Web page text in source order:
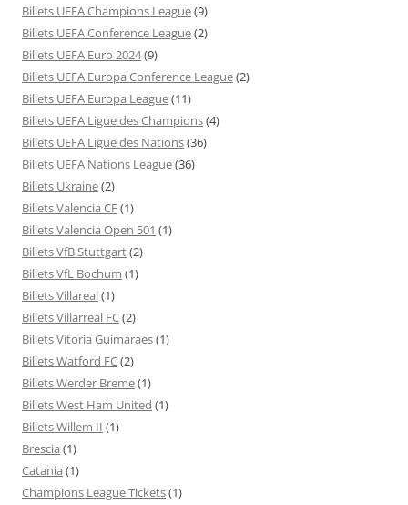
Billets UEFA Champions League(9)
Billets UEFA Conference League(2)
Billets UEFA Euro 2024(9)
Billets UEFA Europa Conference League(2)
Billets UEFA Europa League(11)
Billets UEFA Ligue des Champions(4)
Billets UEFA Ligue des Nations(36)
Billets UEFA Nations League(36)
Billets Ukraine(2)
Billets Valencia CF(1)
Billets Valencia Open 501 (1)
Billets VfB Stuttgart(2)
Billets VfL Bochum (1)
Billets Villareal(1)
Billets Villarreal FC(2)
Billets Vitoria Guimaraes(1)
Billets Watford FC(2)
Billets Werder Breme(1)
Billets West Ham United (1)
Billets Willem II (1)
Brescia (1)
Catania (1)
Champions League Tickets(1)